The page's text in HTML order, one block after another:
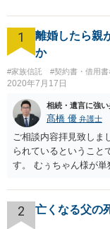
1
離婚したら親
か
#家族信託 #契約書・借用書
2020年7月17日
相続・遺言に強
髙橋 優 弁護士
ご相談内容拝見致しま
られているということ
す。 むぅちゃん様が
相続人おられるという
るところです。 また
あると主張される可
2 亡くなる父の